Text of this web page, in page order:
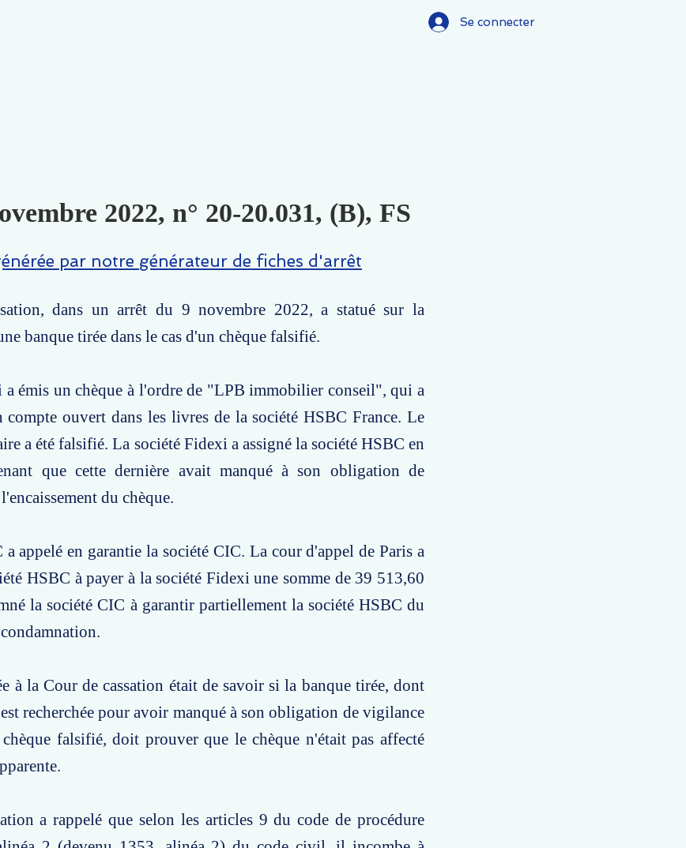
Se connecter
2022, n° 20-20.031, (B), FS
par notre générateur de fiches d'arrêt
dans un arrêt du 9 novembre 2022, a statué sur la
banque tirée dans le cas d'un chèque falsifié.
a émis un chèque à l'ordre de "LPB immobilier conseil", qui a
compte ouvert dans les livres de la société HSBC France. Le
a été falsifié. La société Fidexi a assigné la société HSBC en
que cette dernière avait manqué à son obligation de
du chèque.
appelé en garantie la société CIC. La cour d'appel de Paris a
HSBC à payer à la société Fidexi une somme de 39 513,60
la société CIC à garantir partiellement la société HSBC du
à la Cour de cassation était de savoir si la banque tirée, dont
recherchée pour avoir manqué à son obligation de vigilance
falsifié, doit prouver que le chèque n'était pas affecté
a rappelé que selon les articles 9 du code de procédure